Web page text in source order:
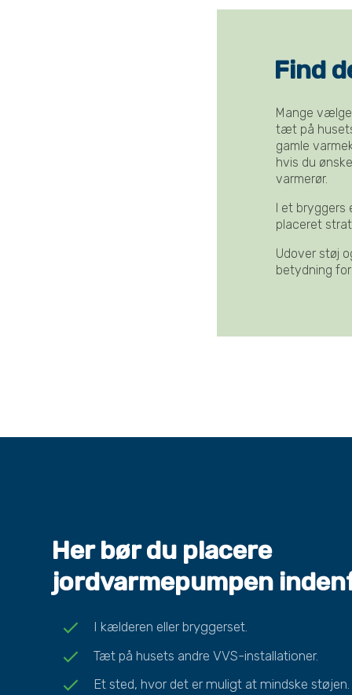
Find
Mange
tæt på
gamle
hvis du
varmerør.
I et
placeret
Udover støj
betydning
Her bør du placere
jordvarmepumpen
check I kælderen eller bryggerset.
check Tæt på husets andre VVS-installationer.
check
Et sted, hvor det er muligt at mindske